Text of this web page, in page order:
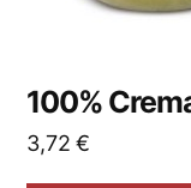
100%
3,72€